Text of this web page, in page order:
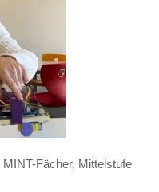
MINT-Fächer, Mittelstufe